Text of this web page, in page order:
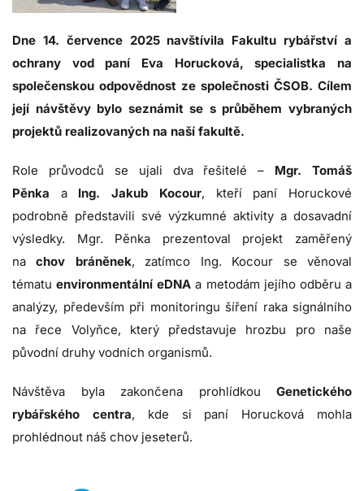
Dne 14. července 2025 navštívila Fakultu rybářství a
ochrany vod paní Eva Horucková, specialistka na
společenskou odpovědnost ze společnosti ČSOB. Cílem
její návštěvy bylo seznámit se s průběhem vybraných
projektů realizovaných na naší fakultě.
Role průvodců se ujali dva řešitelé – Mgr. Tomáš
Pěnka a Ing. Jakub Kocour, kteří paní Horuckové
podrobně představili své výzkumné aktivity a dosavadní
výsledky. Mgr. Pěnka prezentoval projekt zaměřený
nachov bráněnek, zatímco Ing. Kocour se věnoval
tématuenvironmentální eDNA a metodám jejího odběru a
analýzy, především při monitoringu šíření raka signálního
na řece Volyňce, který představuje hrozbu pro naše
původní druhy vodních organismů.
Návštěva byla zakončena prohlídkou Genetického
rybářského centra, kde si paní Horucková mohla
prohlédnout náš chov jeseterů.